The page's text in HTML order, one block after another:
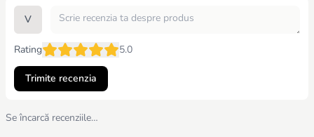
V
Rating 5.0
Trimite recenzia
Se încarcă recenziile…